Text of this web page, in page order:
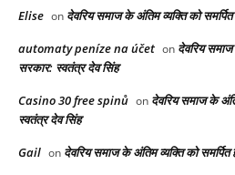
Elise on देवरिय समाज के अंतिम व्यक्ति को
automaty peníze na účet on देवरिय समाज
सरकार: स्वतंत्र देव सिंह
Casino 30 free spinů on देवरिय समाज के
स्वतंत्र देव सिंह
Gail on देवरिय समाज के अंतिम व्यक्ति को